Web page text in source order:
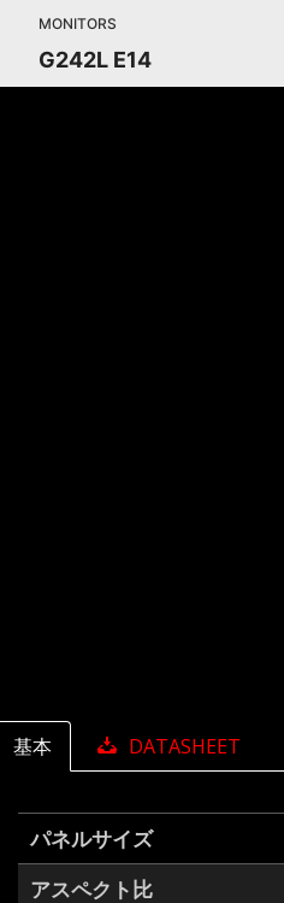
MONITORS
G242L E14
基本 DATASHEET
パネルサイズ
アスペクト比